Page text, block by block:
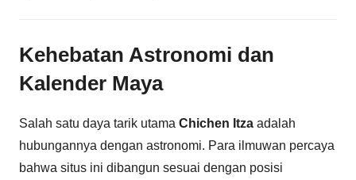
Kehebatan Astronomi dan
Kalender Maya
Salah satu daya tarik utama Chichen Itza adalah
hubungannya dengan astronomi. Para ilmuwan percaya
bahwa situs ini dibangun sesuai dengan posisi